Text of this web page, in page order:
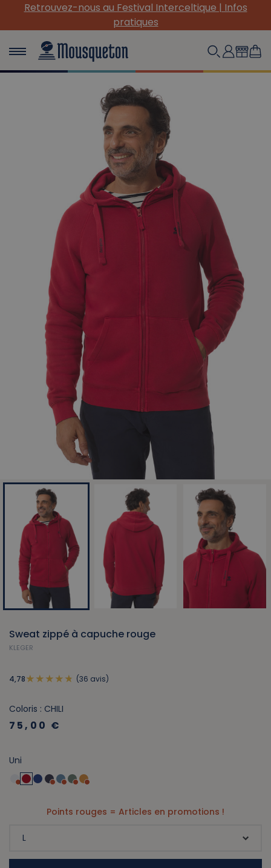
(Re) Découvrez nos INDISPENSABLES en toile !
Sweat zippé à capuche rouge
KLEGER
4,78 (36 avis)
Coloris : CHILI
75,00 €
Uni
Points rouges = Articles en promotions !